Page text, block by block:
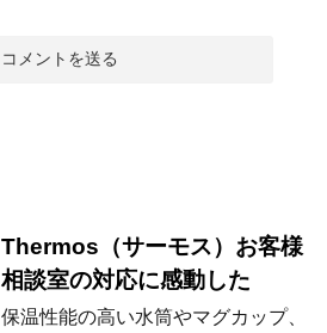
Thermos（サーモス）お客様
相談室の対応に感動した
保温性能の高い水筒やマグカップ、